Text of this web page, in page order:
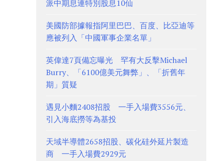
派中期息連特別股息10仙
美國防部據報指阿里巴巴、百度、比亞迪等
應被列入「中國軍事企業名單」
英偉達7頁備忘曝光 罕有大反擊Michael
Burry、「6100億美元舞弊」、「折舊年
期」質疑
遇見小麵2408招股 一手入場費3556元、
引入海底撈等為基投
天域半導體2658招股、碳化硅外延片製造
商 一手入場費2929元